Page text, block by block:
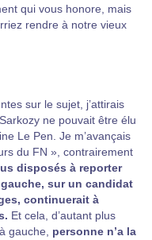
qui vous honore, mais
rendre à notre vieux
sur le sujet, j’attirais
ne pouvait être élu
Le Pen. Je m’avançais
du FN », contrairement
disposés à reporter
sur un candidat
continuerait à
Et cela, d’autant plus
gauche, personne n’a la